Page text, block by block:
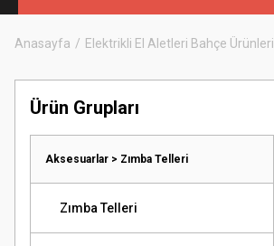
Anasayfa Elektrikli El Aletleri Bahçe Ürünleri
Ürün Grupları
Aksesuarlar > Zımba Telleri
Zımba Telleri